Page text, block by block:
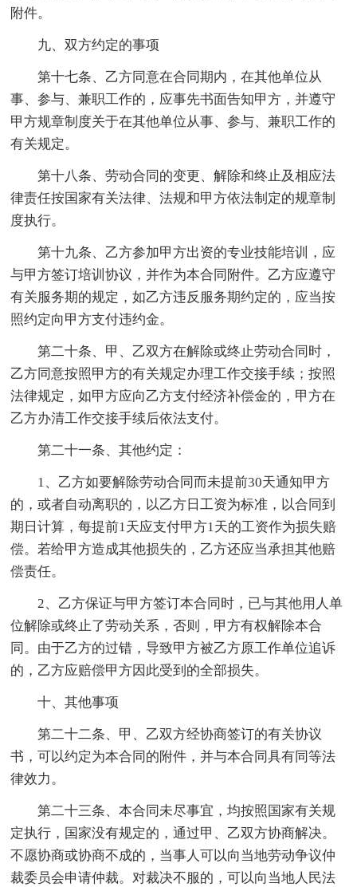
附件。
九、双方约定的事项
第十七条、乙方同意在合同期内，在其他单位从
事、参与、兼职工作的，应事先书面告知甲方，并遵守
甲方规章制度关于在其他单位从事、参与、兼职工作的
有关规定。
第十八条、劳动合同的变更、解除和终止及相应法
律责任按国家有关法律、法规和甲方依法制定的规章制
度执行。
第十九条、乙方参加甲方出资的专业技能培训，应
与甲方签订培训协议，并作为本合同附件。乙方应遵守
有关服务期的规定，如乙方违反服务期约定的，应当按
照约定向甲方支付违约金。
第二十条、甲、乙双方在解除或终止劳动合同时，
乙方同意按照甲方的有关规定办理工作交接手续；按照
法律规定，如甲方应向乙方支付经济补偿金的，甲方在
乙方办清工作交接手续后依法支付。
第二十一条、其他约定：
1、乙方如要解除劳动合同而未提前30天通知甲方
的，或者自动离职的，以乙方日工资为标准，以合同到
期日计算，每提前1天应支付甲方1天的工资作为损失赔
偿。若给甲方造成其他损失的，乙方还应当承担其他赔
偿责任。
2、乙方保证与甲方签订本合同时，已与其他用人单
位解除或终止了劳动关系，否则，甲方有权解除本合
同。由于乙方的过错，导致甲方被乙方原工作单位追诉
的，乙方应赔偿甲方因此受到的全部损失。
十、其他事项
第二十二条、甲、乙双方经协商签订的有关协议
书，可以约定为本合同的附件，并与本合同具有同等法
律效力。
第二十三条、本合同未尽事宜，均按照国家有关规
定执行，国家没有规定的，通过甲、乙双方协商解决。
不愿协商或协商不成的，当事人可以向当地劳动争议仲
裁委员会申请仲裁。对裁决不服的，可以向当地人民法